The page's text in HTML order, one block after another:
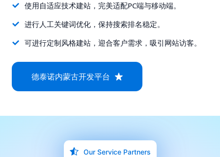
使用自适应技术建站，完美适配PC端与移动端。
进行人工关键词优化，保持搜索排名稳定。
可进行定制风格建站，迎合客户需求，吸引网站访客。
德泰诺内蒙古开发平台
Our Service Partners